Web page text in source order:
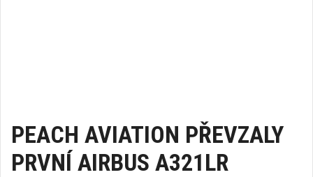
PEACH AVIATION PŘEVZALY
PRVNÍ AIRBUS A321LR